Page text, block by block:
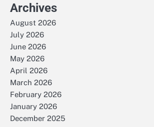
Archives
August 2026
July 2026
June 2026
May 2026
April 2026
March 2026
February 2026
January 2026
December 2025